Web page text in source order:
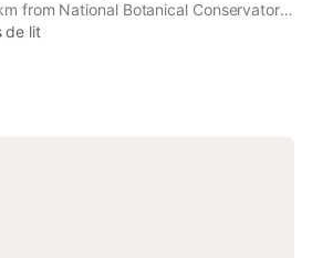
from National Botanical Conservatory
from Brest Castle. This beachfront
free WiFi and free private parking.
de lit